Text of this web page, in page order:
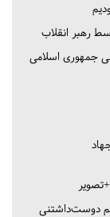
رهبر انقلاب
جمهوری اسلامی
دوست‌داشتنی